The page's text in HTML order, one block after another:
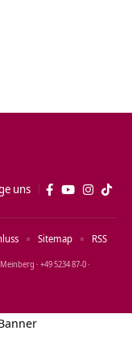
uns
· +49 5234 87‑0 ·
Sitemap RSS